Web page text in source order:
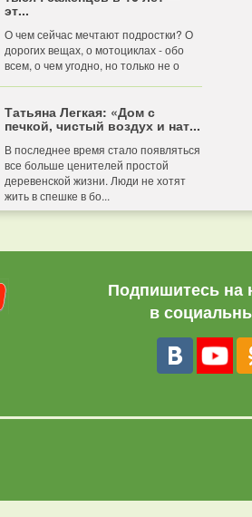
эт...
О чем сейчас мечтают подростки? О
дорогих вещах, о мотоциклах - обо
всем, о чем угодно, но только не о
Татьяна Легкая: «Дом с
печкой, чистый воздух и нат...
В последнее время стало появляться
все больше ценителей простой
деревенской жизни. Люди не хотят
жить в спешке в бо...
Подпишитесь на
в